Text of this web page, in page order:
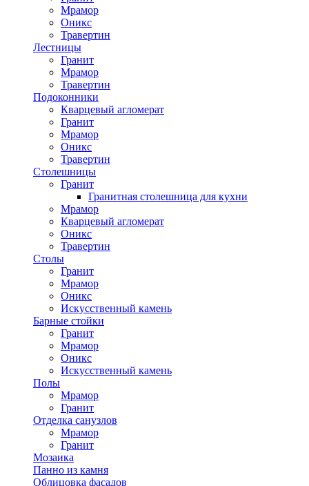
Мрамор
Оникс
Травертин
Лестницы
Гранит
Мрамор
Травертин
Подоконники
Кварцевый агломерат
Гранит
Мрамор
Оникс
Травертин
Столешницы
Гранит
Гранитная столешница для кухни
Мрамор
Кварцевый агломерат
Оникс
Травертин
Столы
Гранит
Мрамор
Оникс
Искусственный камень
Барные стойки
Гранит
Мрамор
Оникс
Искусственный камень
Полы
Мрамор
Гранит
Отделка санузлов
Мрамор
Гранит
Мозаика
Панно из камня
Облицовка фасадов